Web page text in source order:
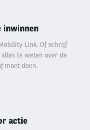
inwinnen
Link. Of schrijf
te weten over de
moet doen.
actie